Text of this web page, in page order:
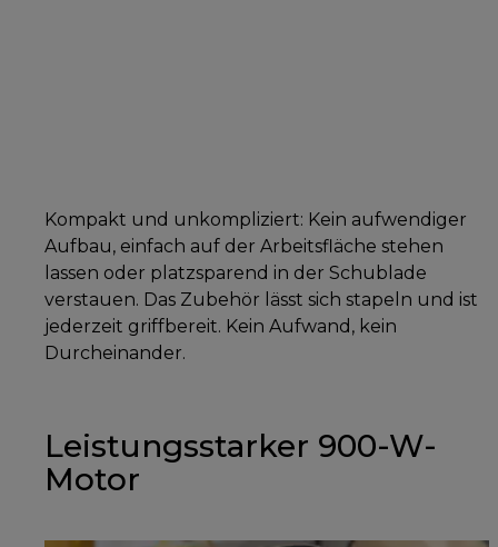
Kompakt und unkompliziert: Kein aufwendiger
Aufbau, einfach auf der Arbeitsfläche stehen
lassen oder platzsparend in der Schublade
verstauen. Das Zubehör lässt sich stapeln und ist
jederzeit griffbereit. Kein Aufwand, kein
Durcheinander.
Leistungsstarker 900-W-
Motor